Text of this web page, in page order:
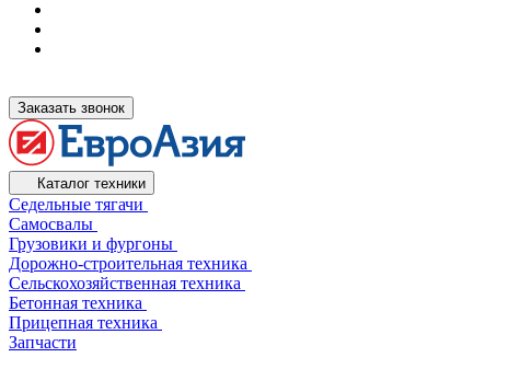
Заказать звонок
Каталог техники
Седельные тягачи
Самосвалы
Грузовики и фургоны
Дорожно-строительная техника
Сельскохозяйственная техника
Бетонная техника
Прицепная техника
Запчасти